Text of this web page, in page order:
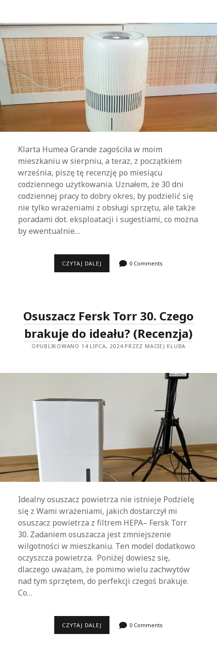
Klarta Humea Grande zagościła w moim
mieszkaniu w sierpniu, a teraz, z początkiem
września, piszę tę recenzję po miesiącu
codziennego użytkowania. Uznałem, że 30 dni
codziennej pracy to dobry okres, by podzielić się
nie tylko wrażeniami z obsługi sprzętu, ale także
poradami dot. eksploatacji i sugestiami, co można
by ewentualnie…
CZYTAJ DALEJ KLARTA
UŻYTKOWANIA
0 Comments
Osuszacz Fersk Torr 30. Czego
brakuje do ideału? (Recenzja)
OPUBLIKOWANO 14 LIPCA, 2024 PRZEZ MACIEJ KLUBA
Idealny osuszacz powietrza nie istnieje Podzielę
się z Wami wrażeniami, jakich dostarczył mi
osuszacz powietrza z filtrem HEPA– Fersk Torr
30. Zadaniem osuszacza jest zmniejszenie
wilgotności w mieszkaniu. Ten model dodatkowo
oczyszcza powietrza. Poniżej dowiesz się,
dlaczego uważam, że pomimo wielu zachwytów
nad tym sprzętem, do perfekcji czegoś brakuje.
Co…
CZYTAJ DALEJ OSUSZACZ0 Comments